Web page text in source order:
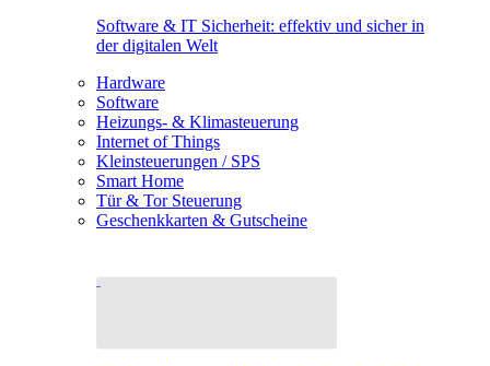
Software & IT Sicherheit: effektiv und sicher in
der digitalen Welt
Hardware
Software
Heizungs- & Klimasteuerung
Internet of Things
Kleinsteuerungen / SPS
Smart Home
Tür & Tor Steuerung
Geschenkkarten & Gutscheine